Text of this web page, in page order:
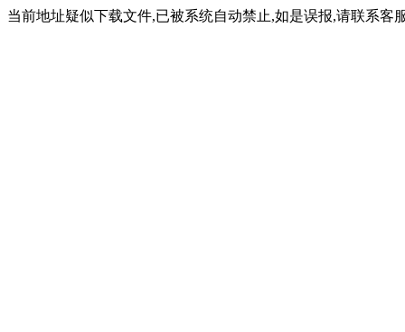
当前地址疑似下载文件,已被系统自动禁止,如是误报,请联系客